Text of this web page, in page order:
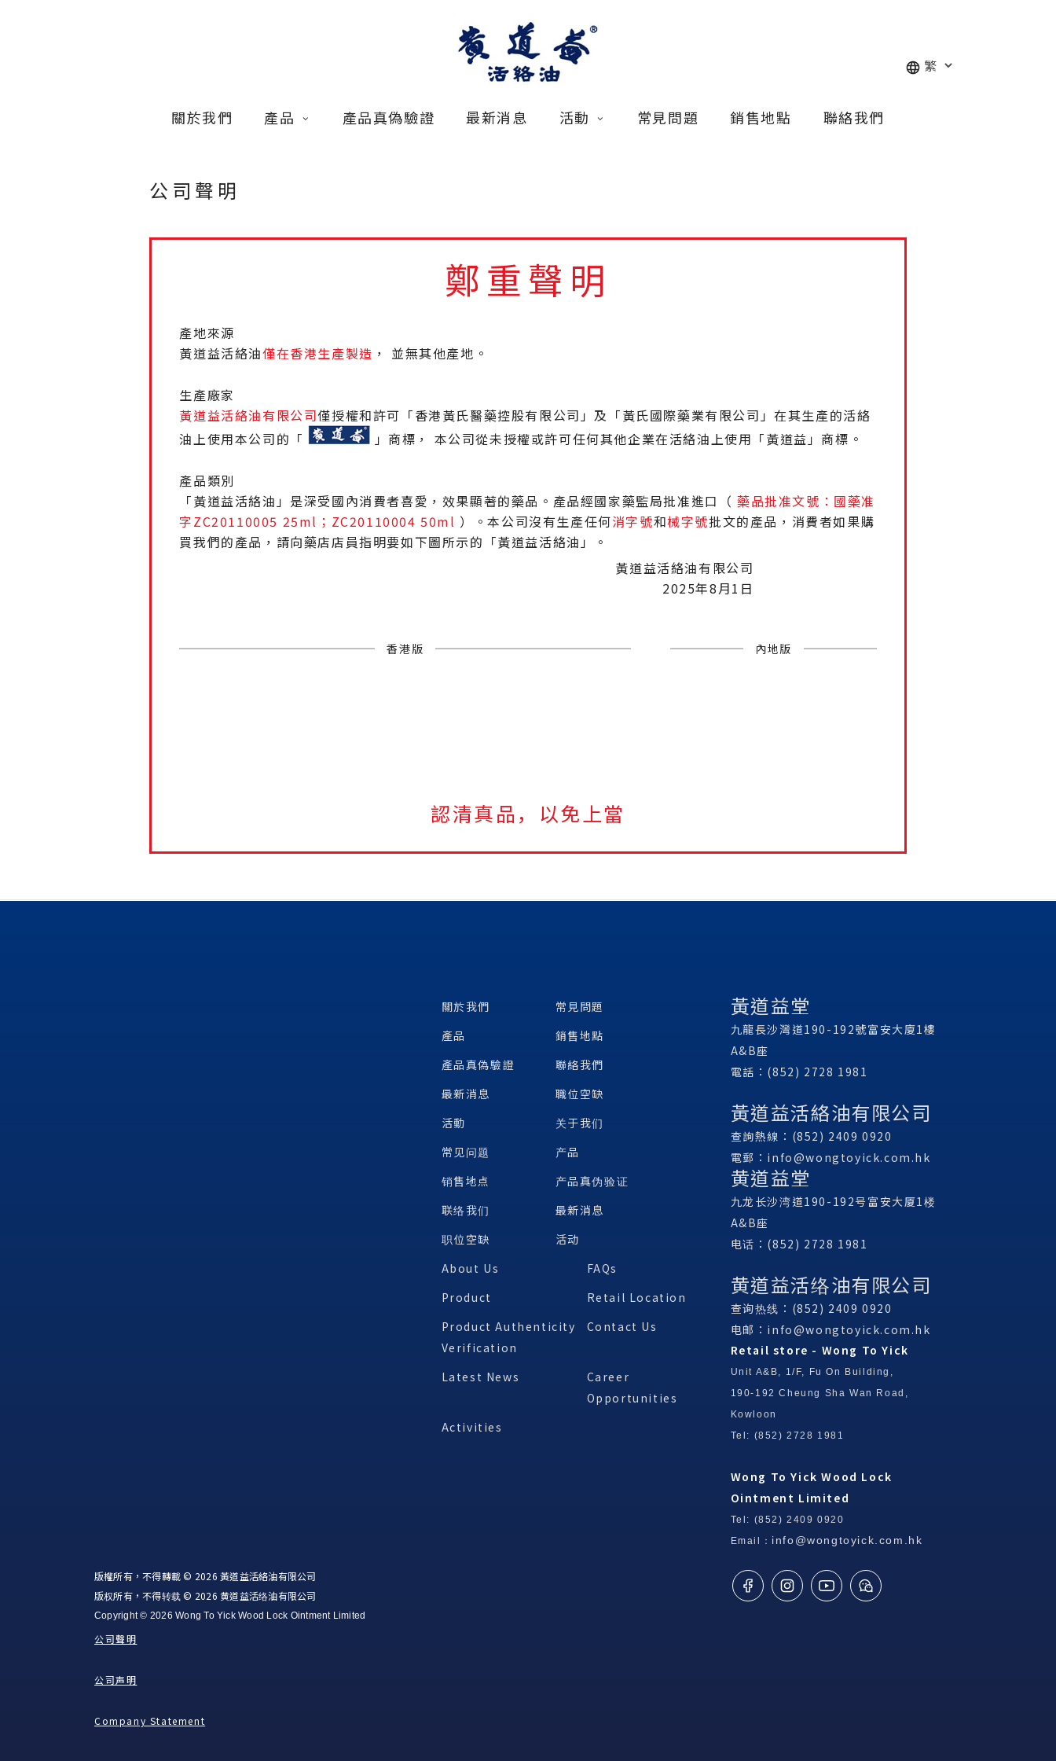
關於我們 產品 產品真偽驗證 最新消息 活動 常見問題 銷售地點 聯絡我們
公司聲明
鄭重聲明
產地來源
黃道益活絡油僅在香港生產製造 ， 並無其他產地。
生產廠家
黃道益活絡油有限公司僅授權和許可「香港黃氏醫藥控股有限公司」及「黃氏國際藥業有限公司」在其生產的活絡
油上使用本公司的「
」商標， 本公司從未授權或許可任何其他企業在活絡油上使用「黃道益」商標。
產品類別
「黃道益活絡油」是深受國內消費者喜愛，效果顯著的藥品。產品經國家藥監局批准進口（ 藥品批准文號：國藥准
字ZC20110005 25ml；ZC20110004 50ml ）。本公司沒有生產任何消字號和械字號批文的產品，消費者如果購
買我們的產品，請向藥店店員指明要如下圖所示的「黃道益活絡油」。
黃道益活絡油有限公司
2025年8月1日
香港版 內地版
認清真品，以免上當
關於我們
常見問題
產品
銷售地點
產品真偽驗證
聯絡我們
最新消息
職位空缺
活動
关于我们
常见问题
产品
销售地点
产品真伪验证
联络我们
最新消息
职位空缺
活动
About Us
FAQs
Product
Retail Location
Product Authenticity
Verification
Contact Us
Latest News
Career
Opportunities
Activities
黃道益堂
九龍長沙灣道190-192號富安大廈1樓
A&B座
電話：(852) 2728 1981
黃道益活絡油有限公司
查詢熱線：(852) 2409 0920
電郵： info@wongtoyick.com.hk
黄道益堂
九龙长沙湾道190-192号富安大厦1楼
A&B座
电话：(852) 2728 1981
黄道益活络油有限公司
查询热线：(852) 2409 0920
电邮： info@wongtoyick.com.hk
Retail store - Wong To Yick
Unit A&B, 1/F, Fu On Building,
190-192 Cheung Sha Wan Road,
Kowloon
Tel: (852) 2728 1981
Wong To Yick Wood Lock
Ointment Limited
Tel: (852) 2409 0920
Email： info@wongtoyick.com.hk
版權所有，不得轉載 © 2026 黃道益活絡油有限公司
版权所有，不得转载 © 2026 黄道益活络油有限公司
Copyright © 2026 Wong To Yick Wood Lock Ointment Limited
公司聲明
公司声明
Company Statement